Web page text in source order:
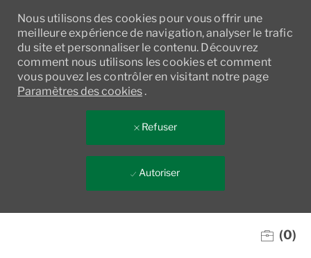
Nous utilisons des cookies pour vous offrir une
meilleure expérience de navigation, analyser le trafic
du site et personnaliser le contenu. Découvrez
comment nous utilisons les cookies et comment
vous pouvez les contrôler en visitant notre page
Paramètres des cookies.
Refuser
Autoriser
(0)